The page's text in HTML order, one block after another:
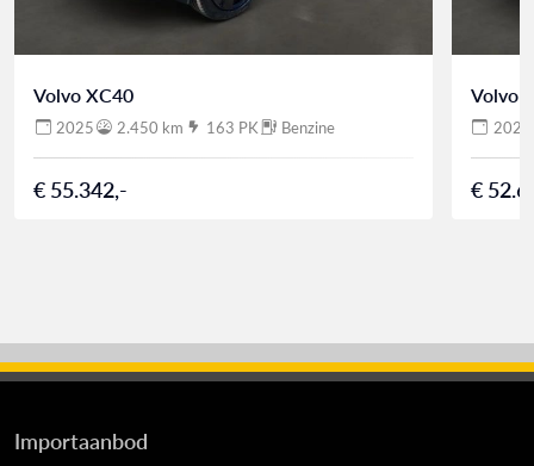
Volvo XC40
2025 2.450 km 163 PK Benzine
€ 55.342,-
Volvo
2025
€
Importaanbod